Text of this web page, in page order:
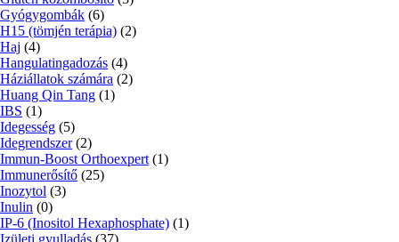
Gyógygombák (6)
H15 (tömjén terápia) (2)
Haj (4)
Hangulatingadozás (4)
Háziállatok számára (2)
Huang Qin Tang (1)
IBS (1)
Idegesség (5)
Idegrendszer (2)
Immun-Boost Orthoexpert (1)
Immunerősítő (25)
Inozytol (3)
Inulin (0)
IP-6 (Inositol Hexaphosphate) (1)
Izületi gyulladás (37)